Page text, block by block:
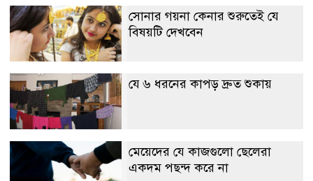
সোনার গয়না কেনার শুরুতেই যে
বিষয়টি দেখবেন
যে ৬ ধরনের কাপড় দ্রুত শুকায়
মেয়েদের যে কাজগুলো ছেলেরা
একদম পছন্দ করে না